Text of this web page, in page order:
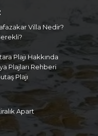
Villa Nedir?
Plajı Hakkında
Plajları Rehberi
Plajı
Apart